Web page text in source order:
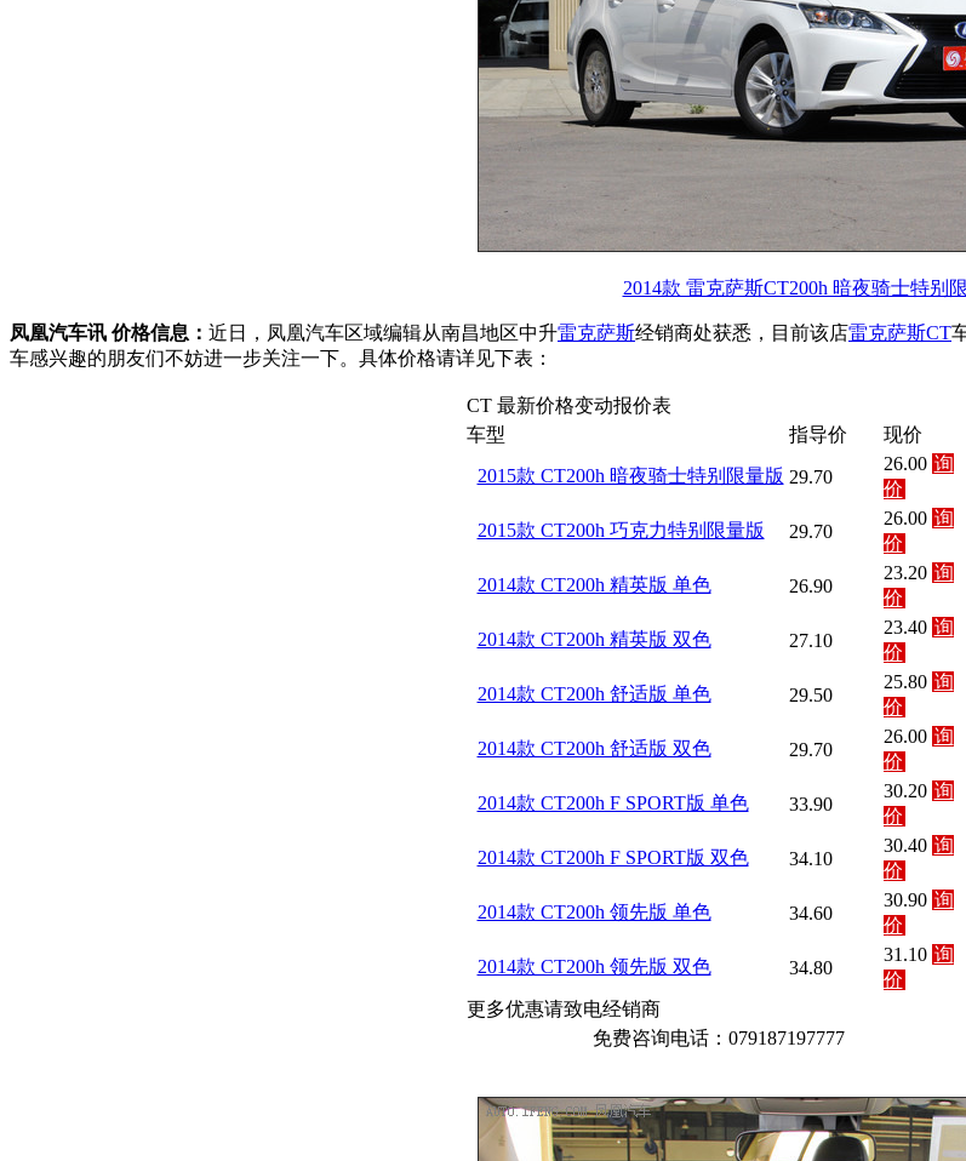
2014款 雷克萨斯CT200h 暗夜骑士特别
凤凰汽车讯 价格信息： 近日，凤凰汽车区域编辑从南昌地区中升雷克萨斯经销商处获悉，目前该店雷克萨斯CT
车感兴趣的朋友们不妨进一步关注一下。具体价格请详见下表：
CT 最新价格变动报价表
车型 指导价 现价
2015款 CT200h 暗夜骑士特别限量版 29.70
26.00 询
价
2015款 CT200h 巧克力特别限量版 29.70
26.00 询
价
2014款 CT200h 精英版 单色 26.90
23.20 询
价
2014款 CT200h 精英版 双色 27.10
23.40 询
价
2014款 CT200h 舒适版 单色 29.50
25.80 询
价
2014款 CT200h 舒适版 双色 29.70
26.00 询
价
2014款 CT200h F SPORT版 单色 33.90
30.20 询
价
2014款 CT200h F SPORT版 双色 34.10
30.40 询
价
2014款 CT200h 领先版 单色 34.60
30.90 询
价
2014款 CT200h 领先版 双色 34.80
31.10 询
价
更多优惠请致电经销商
免费咨询电话：079187197777